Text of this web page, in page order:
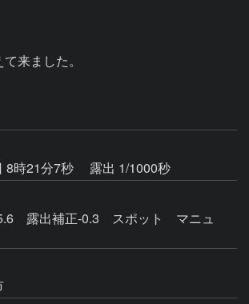
来ました。
8時21分7秒
露出 1/1000秒
露出補正-0.3 スポット マニュ